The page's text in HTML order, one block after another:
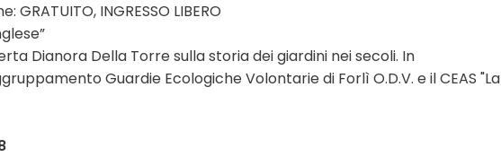
INGRESSO LIBERO
Dianora Della Torre sulla storia dei giardini nei secoli. In
Guardie Ecologiche Volontarie di Forlì O.D.V. e il CEAS "La